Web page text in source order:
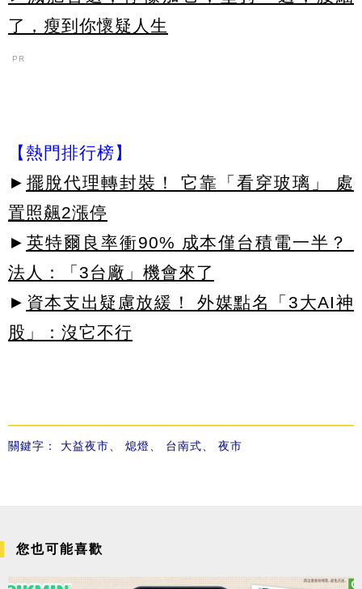
了，瘦到你懷疑人生
PR
【熱門排行榜】
► 擺脫代理轉封裝！ 它靠「看穿玻璃」 處
置照飆2漲停
► 英特爾良率衝90% 成本僅台積電一半？
法人：「3台廠」機會來了
► 資本支出疑慮放緩！ 外媒點名「3大AI神
股」：沒它不行
關鍵字： 大益夜市 熄燈 台南式 夜市
您也可能喜歡